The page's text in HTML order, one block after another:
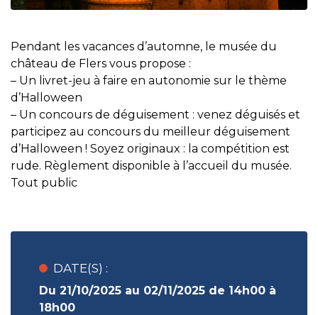
Pendant les vacances d’automne, le musée du
château de Flers vous propose :
– Un livret-jeu à faire en autonomie sur le thème
d’Halloween
– Un concours de déguisement : venez déguisés et
participez au concours du meilleur déguisement
d’Halloween ! Soyez originaux : la compétition est
rude. Règlement disponible à l’accueil du musée.
Tout public
DATE(S) :
Du 21/10/2025 au 02/11/2025 de 14h00 à
18h00